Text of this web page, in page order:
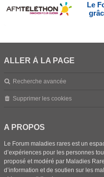
Le
ALLER À LA PAGE
Recherche avancée
Supprimer les cookies
A PROPOS
Le Forum maladies rares est un
d’expériences pour les personnes
proposé et modéré par Maladies
d’information et de soutien sur les